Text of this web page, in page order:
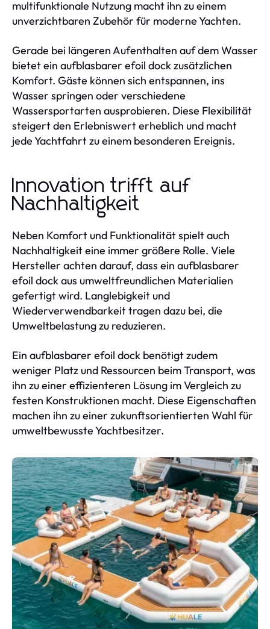
multifunktionale Nutzung macht ihn zu einem
unverzichtbaren Zubehör für moderne Yachten.
Gerade bei längeren Aufenthalten auf dem Wasser
bietet ein aufblasbarer efoil dock zusätzlichen
Komfort. Gäste können sich entspannen, ins
Wasser springen oder verschiedene
Wassersportarten ausprobieren. Diese Flexibilität
steigert den Erlebniswert erheblich und macht
jede Yachtfahrt zu einem besonderen Ereignis.
Innovation trifft auf
Nachhaltigkeit
Neben Komfort und Funktionalität spielt auch
Nachhaltigkeit eine immer größere Rolle. Viele
Hersteller achten darauf, dass ein aufblasbarer
efoil dock aus umweltfreundlichen Materialien
gefertigt wird. Langlebigkeit und
Wiederverwendbarkeit tragen dazu bei, die
Umweltbelastung zu reduzieren.
Ein aufblasbarer efoil dock benötigt zudem
weniger Platz und Ressourcen beim Transport, was
ihn zu einer effizienteren Lösung im Vergleich zu
festen Konstruktionen macht. Diese Eigenschaften
machen ihn zu einer zukunftsorientierten Wahl für
umweltbewusste Yachtbesitzer.